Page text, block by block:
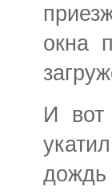
окна
И вот
дождь